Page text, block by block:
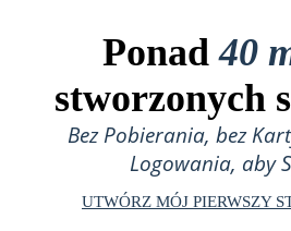
Ponad40
stworzonych
Bez Pobierania, bez
Logowania, aby
UTWÓRZ MÓJ PIERWSZY